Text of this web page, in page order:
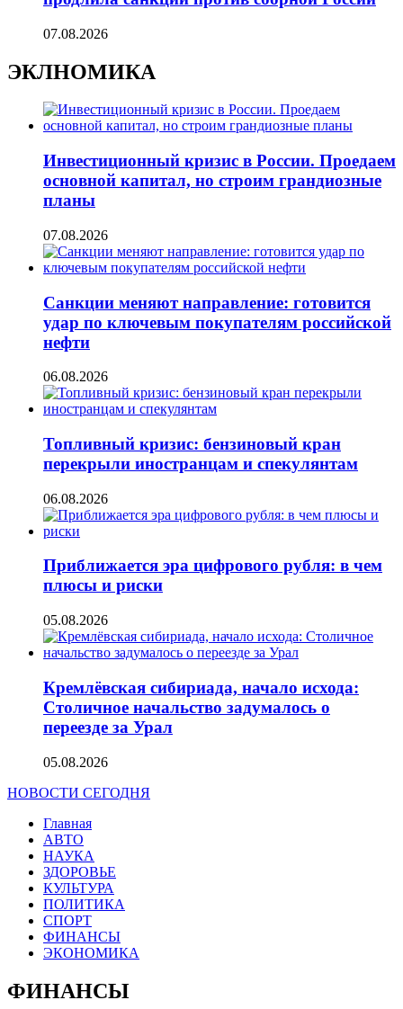
07.08.2026
ЭКЛНОМИКА
Инвестиционный кризис в России. Проедаем
основной капитал, но строим грандиозные
планы
07.08.2026
Санкции меняют направление: готовится
удар по ключевым покупателям российской
нефти
06.08.2026
Топливный кризис: бензиновый кран
перекрыли иностранцам и спекулянтам
06.08.2026
Приближается эра цифрового рубля: в чем
плюсы и риски
05.08.2026
Кремлёвская сибириада, начало исхода:
Столичное начальство задумалось о
переезде за Урал
05.08.2026
НОВОСТИ СЕГОДНЯ
Главная
АВТО
НАУКА
ЗДОРОВЬЕ
КУЛЬТУРА
ПОЛИТИКА
СПОРТ
ФИНАНСЫ
ЭКОНОМИКА
ФИНАНСЫ